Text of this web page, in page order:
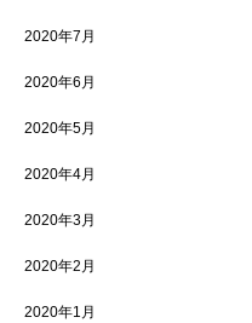
2020年7月
2020年6月
2020年5月
2020年4月
2020年3月
2020年2月
2020年1月